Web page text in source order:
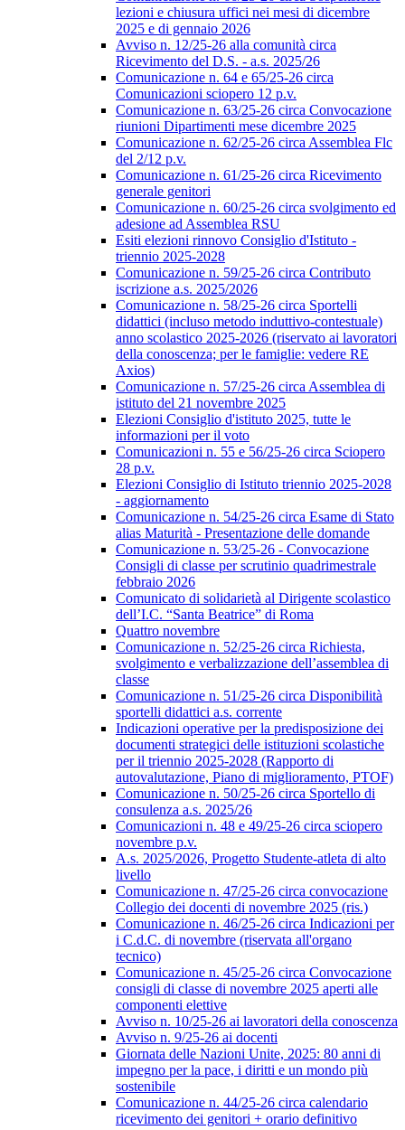
lezioni e chiusura uffici nei mesi di dicembre
2025 e di gennaio 2026
Avviso n. 12/25-26 alla comunità circa
Ricevimento del D.S. - a.s. 2025/26
Comunicazione n. 64 e 65/25-26 circa
Comunicazioni sciopero 12 p.v.
Comunicazione n. 63/25-26 circa Convocazione
riunioni Dipartimenti mese dicembre 2025
Comunicazione n. 62/25-26 circa Assemblea Flc
del 2/12 p.v.
Comunicazione n. 61/25-26 circa Ricevimento
generale genitori
Comunicazione n. 60/25-26 circa svolgimento ed
adesione ad Assemblea RSU
Esiti elezioni rinnovo Consiglio d'Istituto -
triennio 2025-2028
Comunicazione n. 59/25-26 circa Contributo
iscrizione a.s. 2025/2026
Comunicazione n. 58/25-26 circa Sportelli
didattici (incluso metodo induttivo-contestuale)
anno scolastico 2025-2026 (riservato ai lavoratori
della conoscenza; per le famiglie: vedere RE
Axios)
Comunicazione n. 57/25-26 circa Assemblea di
istituto del 21 novembre 2025
Elezioni Consiglio d'istituto 2025, tutte le
informazioni per il voto
Comunicazioni n. 55 e 56/25-26 circa Sciopero
28 p.v.
Elezioni Consiglio di Istituto triennio 2025-2028
- aggiornamento
Comunicazione n. 54/25-26 circa Esame di Stato
alias Maturità - Presentazione delle domande
Comunicazione n. 53/25-26 - Convocazione
Consigli di classe per scrutinio quadrimestrale
febbraio 2026
Comunicato di solidarietà al Dirigente scolastico
dell’I.C. “Santa Beatrice” di Roma
Quattro novembre
Comunicazione n. 52/25-26 circa Richiesta,
svolgimento e verbalizzazione dell’assemblea di
classe
Comunicazione n. 51/25-26 circa Disponibilità
sportelli didattici a.s. corrente
Indicazioni operative per la predisposizione dei
documenti strategici delle istituzioni scolastiche
per il triennio 2025-2028 (Rapporto di
autovalutazione, Piano di miglioramento, PTOF)
Comunicazione n. 50/25-26 circa Sportello di
consulenza a.s. 2025/26
Comunicazioni n. 48 e 49/25-26 circa sciopero
novembre p.v.
A.s. 2025/2026, Progetto Studente-atleta di alto
livello
Comunicazione n. 47/25-26 circa convocazione
Collegio dei docenti di novembre 2025 (ris.)
Comunicazione n. 46/25-26 circa Indicazioni per
i C.d.C. di novembre (riservata all'organo
tecnico)
Comunicazione n. 45/25-26 circa Convocazione
consigli di classe di novembre 2025 aperti alle
componenti elettive
Avviso n. 10/25-26 ai lavoratori della conoscenza
Avviso n. 9/25-26 ai docenti
Giornata delle Nazioni Unite, 2025: 80 anni di
impegno per la pace, i diritti e un mondo più
sostenibile
Comunicazione n. 44/25-26 circa calendario
ricevimento dei genitori + orario definitivo